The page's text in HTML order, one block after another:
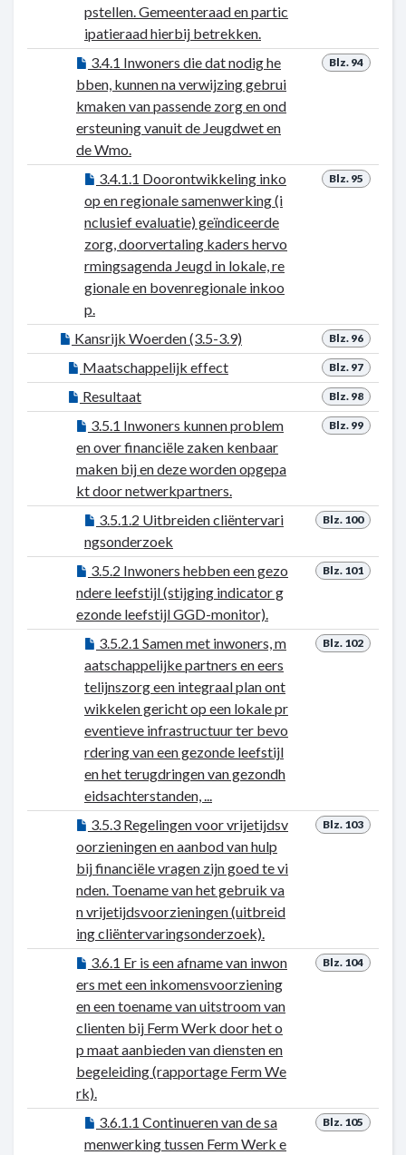
pstellen. Gemeenteraad en partic
ipatieraad hierbij betrekken.
Blz. 94
3.4.1 Inwoners die dat nodig he
bben, kunnen na verwijzing gebrui
kmaken van passende zorg en ond
ersteuning vanuit de Jeugdwet en
de Wmo.
Blz. 95
3.4.1.1 Doorontwikkeling inko
op en regionale samenwerking (i
nclusief evaluatie) geïndiceerde
zorg, doorvertaling kaders hervo
rmingsagenda Jeugd in lokale, re
gionale en bovenregionale inkoo
p.
Blz. 96
Kansrijk Woerden (3.5-3.9)
Blz. 97
Maatschappelijk effect
Blz. 98
Resultaat
Blz. 99
3.5.1 Inwoners kunnen problem
en over financiële zaken kenbaar
maken bij en deze worden opgepa
kt door netwerkpartners.
Blz. 100
3.5.1.2 Uitbreiden cliëntervari
ngsonderzoek
Blz. 101
3.5.2 Inwoners hebben een gezo
ndere leefstijl (stijging indicator g
ezonde leefstijl GGD-monitor).
Blz. 102
3.5.2.1 Samen met inwoners, m
aatschappelijke partners en eers
telijnszorg een integraal plan ont
wikkelen gericht op een lokale pr
eventieve infrastructuur ter bevo
rdering van een gezonde leefstijl
en het terugdringen van gezondh
eidsachterstanden, ...
Blz. 103
3.5.3 Regelingen voor vrijetijdsv
oorzieningen en aanbod van hulp
bij financiële vragen zijn goed te vi
nden. Toename van het gebruik va
n vrijetijdsvoorzieningen (uitbreid
ing cliëntervaringsonderzoek).
Blz. 104
3.6.1 Er is een afname van inwon
ers met een inkomensvoorziening
en een toename van uitstroom van
clienten bij Ferm Werk door het o
p maat aanbieden van diensten en
begeleiding (rapportage Ferm We
rk).
Blz. 105
3.6.1.1 Continueren van de sa
menwerking tussen Ferm Werk e